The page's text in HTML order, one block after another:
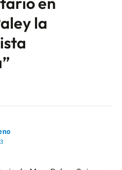
la